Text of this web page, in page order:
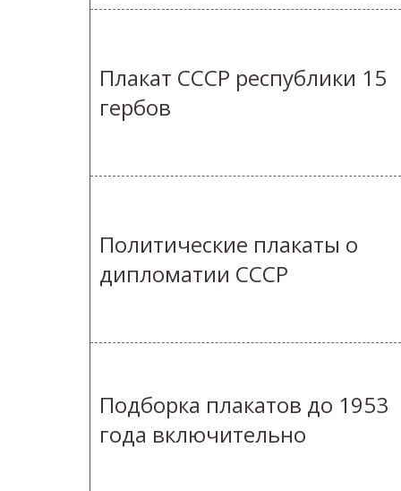
Плакат СССР республики 15
гербов
Политические плакаты о
дипломатии СССР
Подборка плакатов до 1953
года включительно